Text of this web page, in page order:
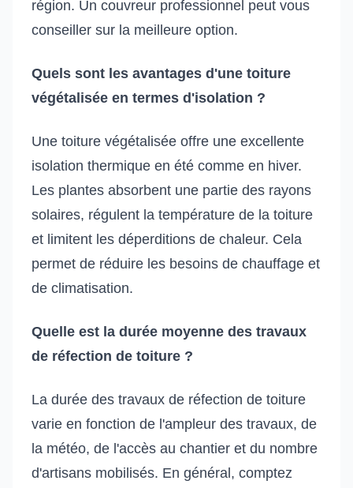
région. Un couvreur professionnel peut vous
conseiller sur la meilleure option.
Quels sont les avantages d'une toiture
végétalisée en termes d'isolation ?
Une toiture végétalisée offre une excellente
isolation thermique en été comme en hiver.
Les plantes absorbent une partie des rayons
solaires, régulent la température de la toiture
et limitent les déperditions de chaleur. Cela
permet de réduire les besoins de chauffage et
de climatisation.
Quelle est la durée moyenne des travaux
de réfection de toiture ?
La durée des travaux de réfection de toiture
varie en fonction de l'ampleur des travaux, de
la météo, de l'accès au chantier et du nombre
d'artisans mobilisés. En général, comptez